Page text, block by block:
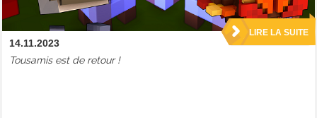
14.11.2023
Tousamis est de retour !
LIRE LA SUITE